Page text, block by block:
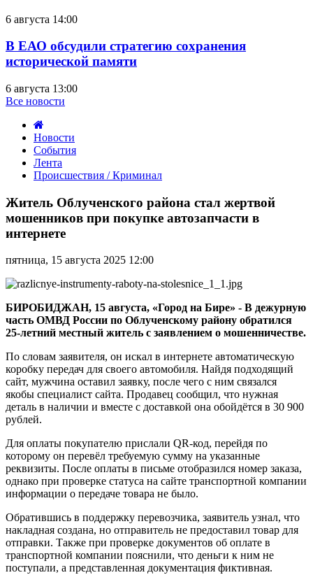
6 августа 14:00
В ЕАО обсудили стратегию сохранения
исторической памяти
6 августа 13:00
Все новости
Новости
События
Лента
Происшествия / Криминал
Облученского
стал
жертвой
при
автозапчасти
интернете
Житель Облученского района стал жертвой
мошенников при покупке автозапчасти в
интернете
пятница, 15 августа 2025 12:00
БИРОБИДЖАН, 15 августа, «Город на Бире» - В дежурную
часть ОМВД России по Облученскому району обратился
25-летний местный житель с заявлением о мошенничестве.
По словам заявителя, он искал в интернете автоматическую
коробку передач для своего автомобиля. Найдя подходящий
сайт, мужчина оставил заявку, после чего с ним связался
якобы специалист сайта. Продавец сообщил, что нужная
деталь в наличии и вместе с доставкой она обойдётся в 30 900
рублей.
Для оплаты покупателю прислали QR-код, перейдя по
которому он перевёл требуемую сумму на указанные
реквизиты. После оплаты в письме отобразился номер заказа,
однако при проверке статуса на сайте транспортной компании
информации о передаче товара не было.
Обратившись в поддержку перевозчика, заявитель узнал, что
накладная создана, но отправитель не предоставил товар для
отправки. Также при проверке документов об оплате в
транспортной компании пояснили, что деньги к ним не
поступали, а представленная документация фиктивная.